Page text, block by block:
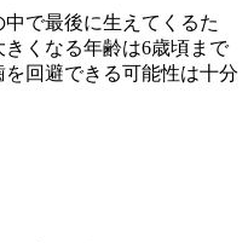
で最後に生えてくるた
くなる年齢は6歳頃まで
回避できる可能性は十分